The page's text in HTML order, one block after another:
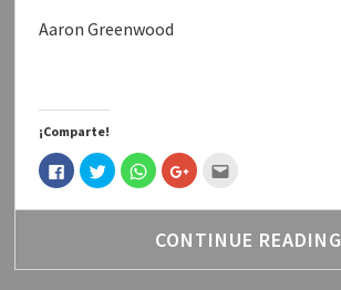
Aaron Greenwood
¡Comparte!
H
a
c
a
H
a
c
a
H
a
c
a
H
a
c
i
c
a
c
i
c
a
CONTINUE READING